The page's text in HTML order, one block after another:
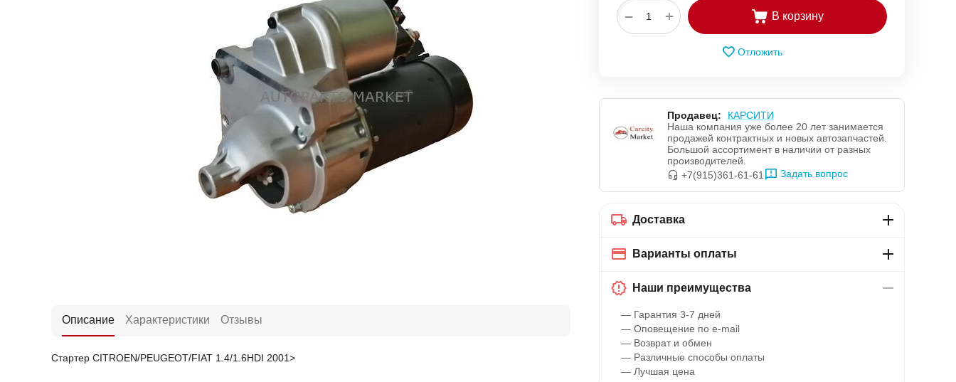
+
− В корзину
Отложить
Продавец:
КАРСИТИ
Наша компания уже более 20 лет занимается
продажей контрактных и новых автозапчастей.
Большой ассортимент в наличии от разных
производителей.
+7(915)361-61-61
Задать вопрос
Доставка
Варианты оплаты
Наши преимущества
— Гарантия 3-7 дней
— Оповещение по e-mail
— Возврат и обмен
— Различные способы оплаты
— Лучшая цена
Описание Характеристики Отзывы
Стартер CITROEN/PEUGEOT/FIAT 1.4/1.6HDI 2001>